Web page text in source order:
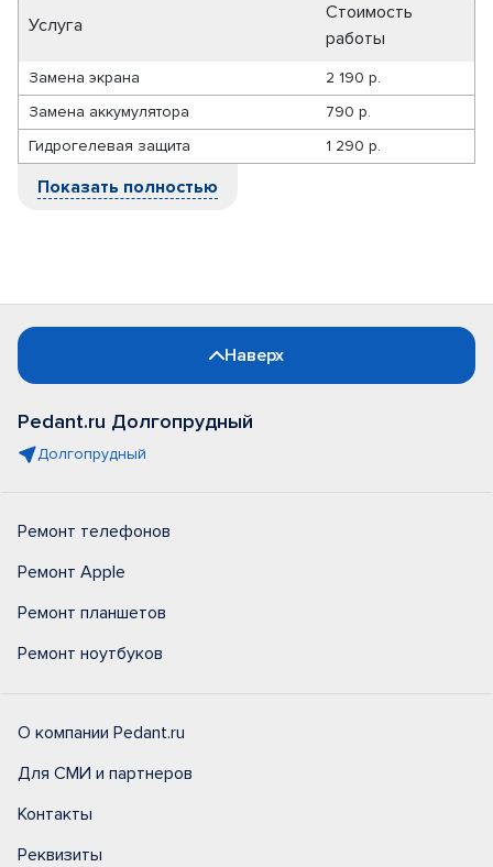
Услуга
Стоимость
работы
Замена экрана
2 190 р.
Замена аккумулятора
790 р.
Гидрогелевая защита
1 290 р.
Показать полностью
Наверх
Pedant.ru Долгопрудный
Долгопрудный
Ремонт телефонов
Ремонт Apple
Ремонт планшетов
Ремонт ноутбуков
О компании Pedant.ru
Для СМИ и партнеров
Контакты
Реквизиты